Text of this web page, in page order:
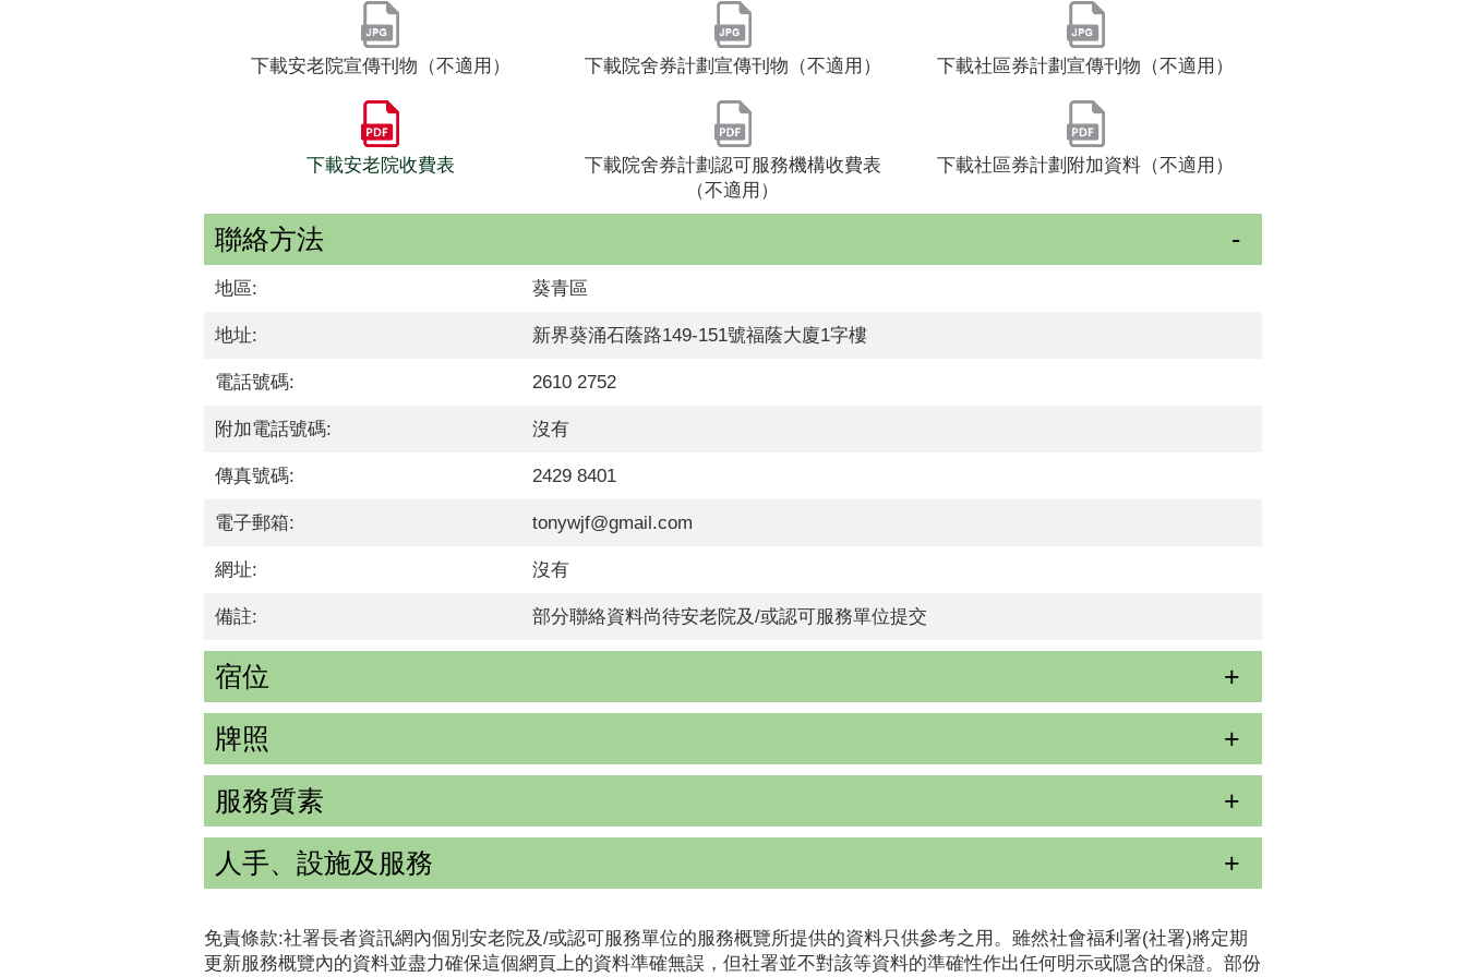
下載安老院宣傳刊物（不適用） 下載院舍券計劃宣傳刊物（不適用） 下載社區券計劃宣傳刊物（不適用）
下載安老院收費表
下載院舍券計劃認可服務機構收費表
（不適用）
下載社區券計劃附加資料（不適用）
聯絡方法
地區: 葵青區
地址: 新界葵涌石蔭路149-151號福蔭大廈1字樓
電話號碼: 2610 2752
附加電話號碼: 沒有
傳真號碼: 2429 8401
電子郵箱: tonywjf@gmail.com
網址: 沒有
備註: 部分聯絡資料尚待安老院及/或認可服務單位提交
宿位
牌照
服務質素
人手、設施及服務
免責條款:社署長者資訊網內個別安老院及/或認可服務單位的服務概覽所提供的資料只供參考之用。雖然社會福利署(社署)將定期
更新服務概覽內的資料並盡力確保這個網頁上的資料準確無誤，但社署並不對該等資料的準確性作出任何明示或隱含的保證。部份